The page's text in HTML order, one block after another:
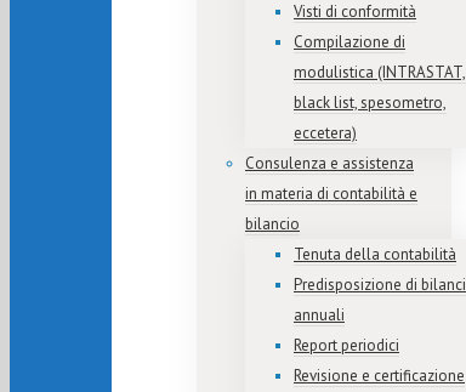
Visti di conformità
Compilazione di
modulistica (INTRASTAT,
black list, spesometro,
eccetera)
Consulenza e assistenza
in materia di contabilità e
bilancio
Tenuta della contabilità
Predisposizione di bilanci
annuali
Report periodici
Revisione e certificazione